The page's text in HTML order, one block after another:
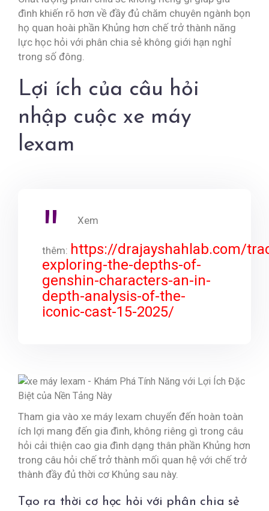
đình khiến rõ hơn về đầy đủ chăm chuyên ngành bọn
họ quan hoài phần Khủng hơn chế trở thành năng
lực học hỏi với phân chia sẻ không giới hạn nghỉ
trong số đông.
Lợi ích của câu hỏi
nhập cuộc xe máy
lexam
Xem
thêm: https://drajayshahlab.com/
exploring-the-depths-of-
genshin-characters-an-in-
depth-analysis-of-the-
iconic-cast-15-2025/
Tham gia vào xe máy lexam chuyển đến hoàn toàn
ích lợi mang đến gia đình, không riêng gì trong câu
hỏi cải thiện cao gia đình dạng thân phần Khủng hơn
trong câu hỏi chế trở thành mối quan hệ với chế trở
thành đầy đủ thời cơ Khủng sau này.
Tạo ra thời cơ học hỏi với phân chia sẻ